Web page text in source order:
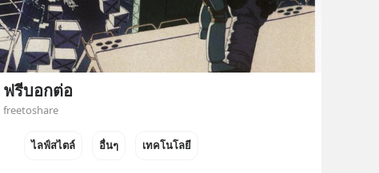
ฟรีบอกต่อ
freetoshare
ไลฟ์สไตล์ อื่นๆ เทคโนโลยี